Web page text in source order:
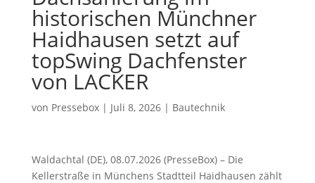
historischen Münchner
Haidhausen setzt auf
topSwing Dachfenster
von LACKER
von Pressebox| Juli 8, 2026| Bautechnik
Waldachtal (DE), 08.07.2026 (PresseBox) – Die
Kellerstraße in Münchens Stadtteil Haidhausen zählt